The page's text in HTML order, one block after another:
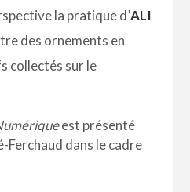
la pratique d’ALI
des ornements en
collectés sur le
est présenté
Ferchaud dans le cadre